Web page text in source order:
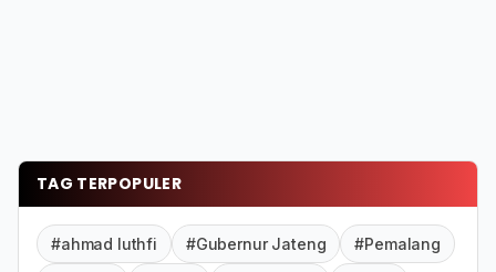
TAG TERPOPULER
#ahmad luthfi #Gubernur Jateng #Pemalang